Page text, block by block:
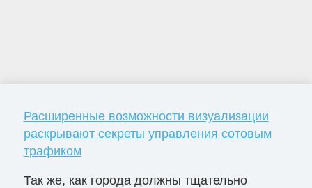
Расширенные возможности визуализации
раскрывают секреты управления сотовым
трафиком
Так же, как города должны тщательно